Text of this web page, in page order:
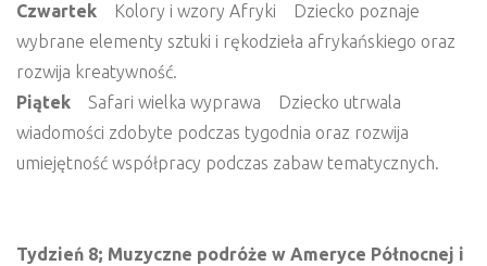
Czwartek
Kolory i wzory Afryki Dziecko poznaje
wybrane elementy sztuki i rękodzieła afrykańskiego oraz
rozwija kreatywność.
Piątek Safari wielka wyprawa Dziecko utrwala
wiadomości zdobyte podczas tygodnia oraz rozwija
umiejętność współpracy podczas zabaw tematycznych.
Tydzień 8; Muzyczne podróże w Ameryce Północnej i